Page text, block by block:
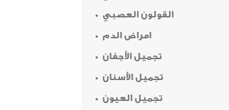
القولون العصبي
امراض الدم
تجميل الأجفان
تجميل الأسنان
تجميل العيون